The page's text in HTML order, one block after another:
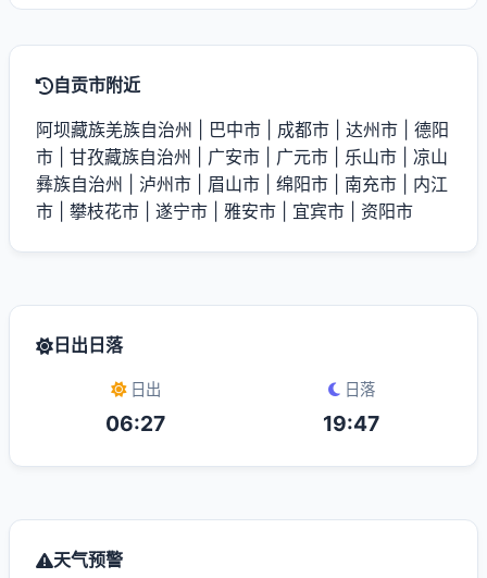
自贡市附近
阿坝藏族羌族自治州 巴中市 成都市 达州市
德阳
市
甘孜藏族自治州 广安市 广元市 乐山市
凉山
彝族自治州
泸州市 眉山市 绵阳市 南充市
内江
市
攀枝花市 遂宁市 雅安市 宜宾市 资阳市
日出日落
日出
06:27
日落
19:47
天气预警